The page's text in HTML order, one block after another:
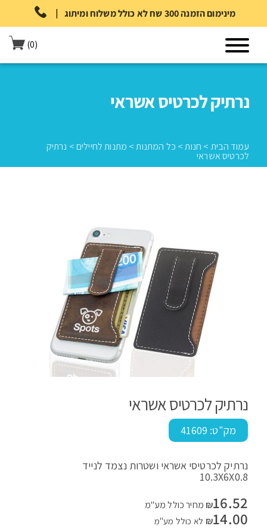
| מינימום הזמנה 300 שח לא כולל משלוח ומיתוג
(0)
נרתיק לכרטיס אשראי
עמוד הבית > חנות> כל המתנות> מתנות לחיילים> נרתיק
לכרטיס אשראי
נרתיק לכרטיס אשראי
מק"ט: 41609
נרתיק לכרטיסי אשראי ושטרות נצמד לנייד
10.3X6X0.8
₪16.52
מחיר כולל מע"מ
₪14.00 לא כולל מע"מ